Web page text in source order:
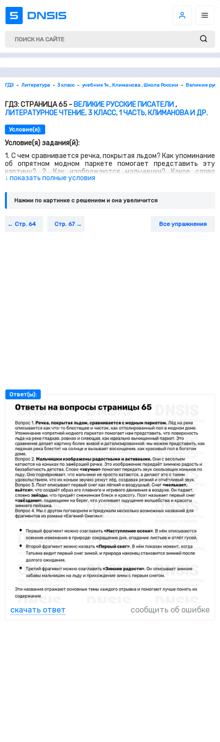
ГДЗ Литература 3 класс учебник 1ч., Климанова , Школа России Великие
ГДЗ: СТРАНИЦА 65 - ВЕЛИКИЕ РУССКИЕ ПИСАТЕЛИ,
ЛИТЕРАТУРНОЕ ЧТЕНИЕ, 3 КЛАСС, 1 ЧАСТЬ, КЛИМАНОВА И ДР.
Условие(я):
Условие(я) задания(й):
1. С чем сравнивается речка, покрытая льдом? Как упоминание
об опрятном модном паркете помогает представить эту
картину? 2. Как изображаются мальчишки? Какое слово
помогает передать звук скользящих коньков? 3. Поэту
Каким изображён первый снег? Как он назван? 4. Обсудите с
другом, как можно озаглавить фрагменты из романа «Евгений
Онегин».
↓ показать полные условия
Нажми по картинке c решением и она увеличится
Стр. 64 Стр. 67 Все упражнения
Ответ(ы):
скачать ответ сообщить об ошибке